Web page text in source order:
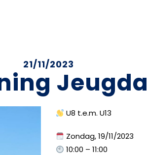
21/11/2023
U8 t.e.m. U13
Zondag, 19/11/2023
10:00 – 11:00